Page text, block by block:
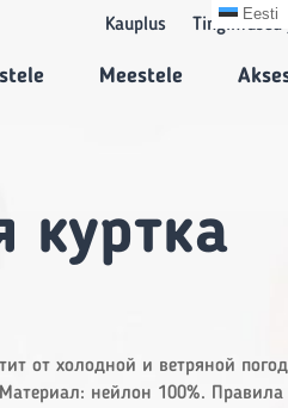
Kauplus
Meestele
куртка
от холодной и ветряной
нейлон 100%. Правила
Eesti